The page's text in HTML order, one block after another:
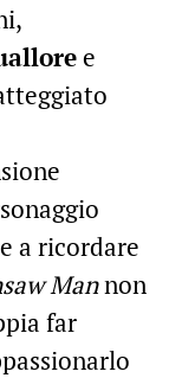
e
a ricordare
Mannon
far